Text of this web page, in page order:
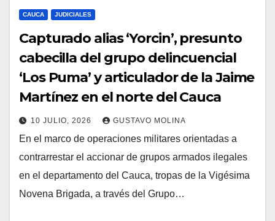
CAUCA JUDICIALES
Capturado alias ‘Yorcin’, presunto
cabecilla del grupo delincuencial
‘Los Puma’ y articulador de la Jaime
Martínez en el norte del Cauca
10 JULIO, 2026 GUSTAVO MOLINA
En el marco de operaciones militares orientadas a
contrarrestar el accionar de grupos armados ilegales
en el departamento del Cauca, tropas de la Vigésima
Novena Brigada, a través del Grupo…